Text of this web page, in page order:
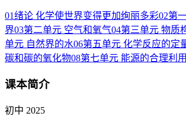
01绪论 化学使世界变得更加绚丽多彩02第
界03第二单元 空气和氧气04第三单元 物质
单元 自然界的水06第五单元 化学反应的定
碳和碳的氧化物08第七单元 能源的合理利
课本简介
初中 2025